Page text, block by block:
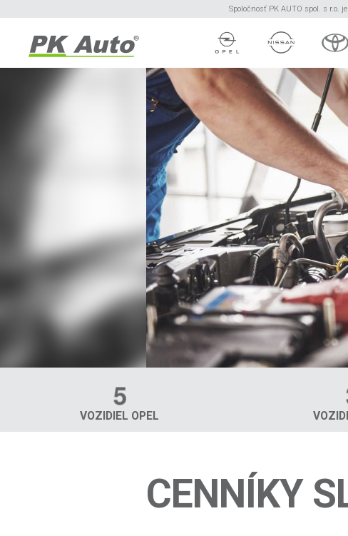
Spoločnosť PK AUTO spol. s r.o.
5
VOZIDIEL OPEL
CENNÍKY